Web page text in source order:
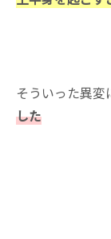
そういった異
した